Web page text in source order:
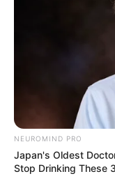
NEUROMIND PRO
Japan's Oldest
Stop Drinking These